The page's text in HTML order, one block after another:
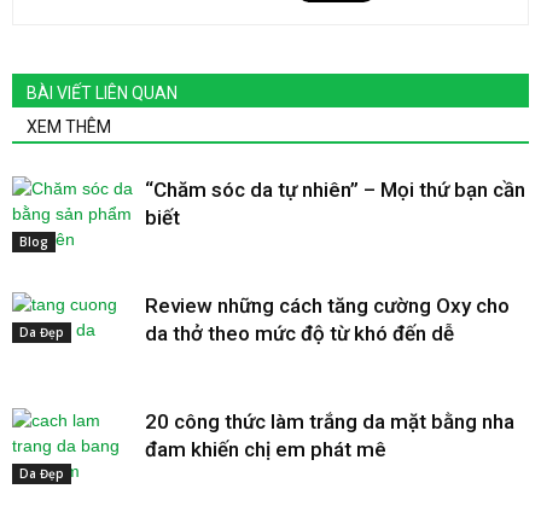
BÀI VIẾT LIÊN QUAN
XEM THÊM
Blog
“Chăm sóc da tự nhiên” – Mọi thứ bạn cần
biết
Da Đẹp
Review những cách tăng cường Oxy cho
da thở theo mức độ từ khó đến dễ
Da Đẹp
20 công thức làm trắng da mặt bằng nha
đam khiến chị em phát mê